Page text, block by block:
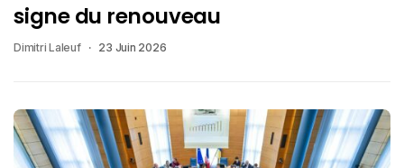
signe du renouveau
Dimitri Laleuf 23 Juin 2026